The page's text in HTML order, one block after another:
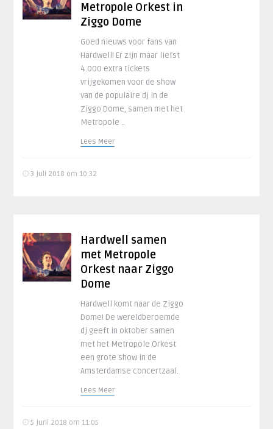
Metropole Orkest in
Ziggo Dome
Goed nieuws voor fans van
Hardwell! Er zijn maar liefst
4.000 extra tickets
vrijgekomen voor de show
van de populaire dj in de
Ziggo Dome, samen met het
Metropole ..
Lees Meer
3 juli 2018 om 10:32
Hardwell samen
met Metropole
Orkest naar Ziggo
Dome
Hardwell komt naar de Ziggo
Dome! De wereldberoemde
dj geeft in oktober samen
met het Metropole Orkest
een grote show in de
Amsterdamse concertzaal.
Lees Meer
5 juni 2018 om 11:05